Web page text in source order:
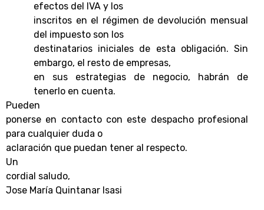
efectos del IVA y los
inscritos en el régimen de devolución mensual
del impuesto son los
destinatarios iniciales de esta obligación. Sin
embargo, el resto de empresas,
en sus estrategias de negocio, habrán de
tenerlo en cuenta.
Pueden
ponerse en contacto con este despacho profesional
para cualquier duda o
aclaración que puedan tener al respecto.
Un
cordial saludo,
Jose María Quintanar Isasi